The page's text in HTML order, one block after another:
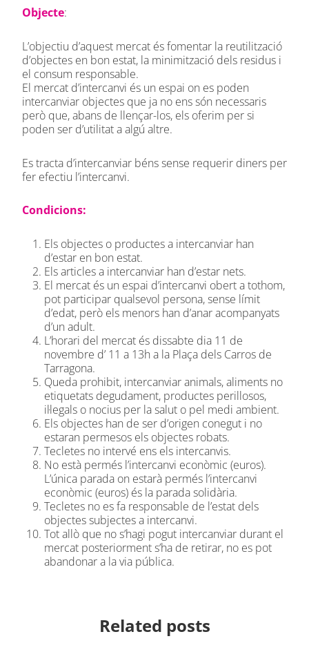
Objecte:
L’objectiu d’aquest mercat és fomentar la reutilització
d’objectes en bon estat, la minimització dels residus i
el consum responsable.
El mercat d’intercanvi és un espai on es poden
intercanviar objectes que ja no ens són necessaris
però que, abans de llençar-los, els oferim per si
poden ser d’utilitat a algú altre.
Es tracta d’intercanviar béns sense requerir diners per
fer efectiu l’intercanvi.
Condicions:
Els objectes o productes a intercanviar han
d’estar en bon estat.
Els articles a intercanviar han d’estar nets.
El mercat és un espai d’intercanvi obert a tothom,
pot participar qualsevol persona, sense límit
d’edat, però els menors han d’anar acompanyats
d’un adult.
L’horari del mercat és dissabte dia 11 de
novembre d’ 11 a 13h a la Plaça dels Carros de
Tarragona.
Queda prohibit, intercanviar animals, aliments no
etiquetats degudament, productes perillosos,
il·legals o nocius per la salut o pel medi ambient.
Els objectes han de ser d’origen conegut i no
estaran permesos els objectes robats.
Tecletes no intervé ens els intercanvis.
No està permés l’intercanvi econòmic (euros).
L’única parada on estarà permés l’intercanvi
econòmic (euros) és la parada solidària.
Tecletes no es fa responsable de l’estat dels
objectes subjectes a intercanvi.
Tot allò que no s’hagi pogut intercanviar durant el
mercat posteriorment s’ha de retirar, no es pot
abandonar a la via pública.
Related posts